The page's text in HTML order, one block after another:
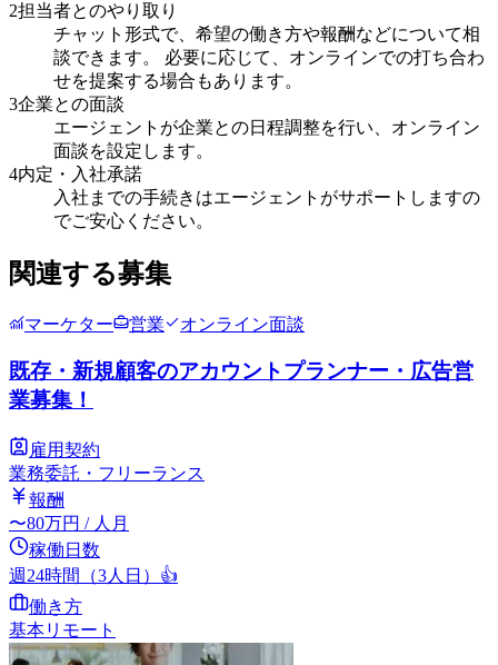
2担当者とのやり取り
チャット形式で、希望の働き方や報酬などについて相
談できます。 必要に応じて、オンラインでの打ち合わ
せを提案する場合もあります。
3企業との面談
エージェントが企業との日程調整を行い、オンライン
面談を設定します。
4内定・入社承諾
入社までの手続きはエージェントがサポートしますの
でご安心ください。
関連する募集
マーケター 営業 オンライン面談
既存・新規顧客のアカウントプランナー・広告営
業募集！
雇用契約
業務委託・フリーランス
報酬
〜80万円 / 人月
稼働日数
週24時間（3人日） 👍
働き方
基本リモート